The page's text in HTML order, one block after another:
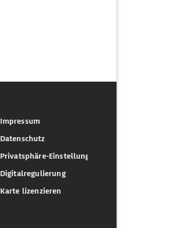
Impressum
Datenschutz
Privatsphäre-Einstellungen
Digitalregulierung
Karte lizenzieren